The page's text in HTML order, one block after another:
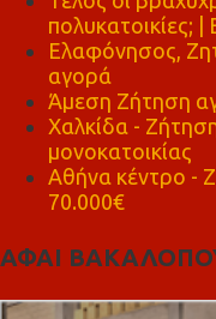
Ελαφόνησος,
αγορά
Άμεση Ζήτηση
Χαλκίδα -
μονοκατοικίας
Αθήνα κέντρο -
70.000€
ΑΦΑΙ